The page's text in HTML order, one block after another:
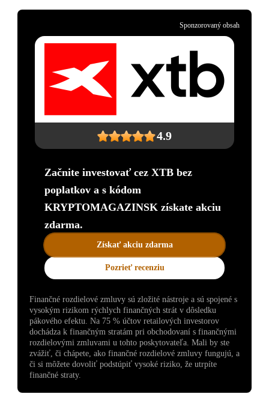
4.9
Začnite investovať cez XTB bez
poplatkov a s kódom
KRYPTOMAGAZINSK získate akciu
zdarma.
Získať akciu zdarma
Pozrieť recenziu
Sponzorovaný obsah
Finančné rozdielové zmluvy sú zložité nástroje a sú spojené s
vysokým rizikom rýchlych finančných strát v dôsledku
pákového efektu. Na 75 % účtov retailových investorov
dochádza k finančným stratám pri obchodovaní s finančnými
rozdielovými zmluvami u tohto poskytovateľa. Mali by ste
zvážiť, či chápete, ako finančné rozdielové zmluvy fungujú, a
či si môžete dovoliť podstúpiť vysoké riziko, že utrpíte
finančné straty.